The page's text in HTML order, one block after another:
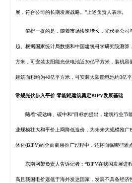
展，符合公司的长期发展战略。”上述负责人表示。
值得一提的是，随着市场快速增长，光伏类公司
趋。根据国家统计局数据和中国建筑科学研究院测算
方米，可安装太阳能光伏电池近30亿平方米，装机容
建筑面积约为40亿平方米，可安装太阳能电池约3亿
常规光伏步入平价 零能耗建筑奠定BIPV发展基础
随着“碳达峰、碳中和”目标的提出，建筑行业节
业规模壮大和平价上网降低造价，为未来大规模推
体化(BIPV)的全面商用推广过程中，还将面临哪些难
东南网架负责人告诉记者：“BIPV在我国发展进
高且我国电价远低于海外发达国家，发展不具备经济